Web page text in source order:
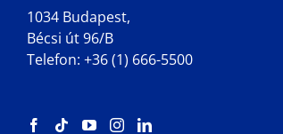
1034 Budapest,
Bécsi út 96/B
Telefon: +36 (1) 666-5500